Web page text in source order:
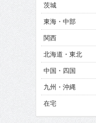
茨城
東海・中部
関西
北海道・東北
中国・四国
九州・沖縄
在宅